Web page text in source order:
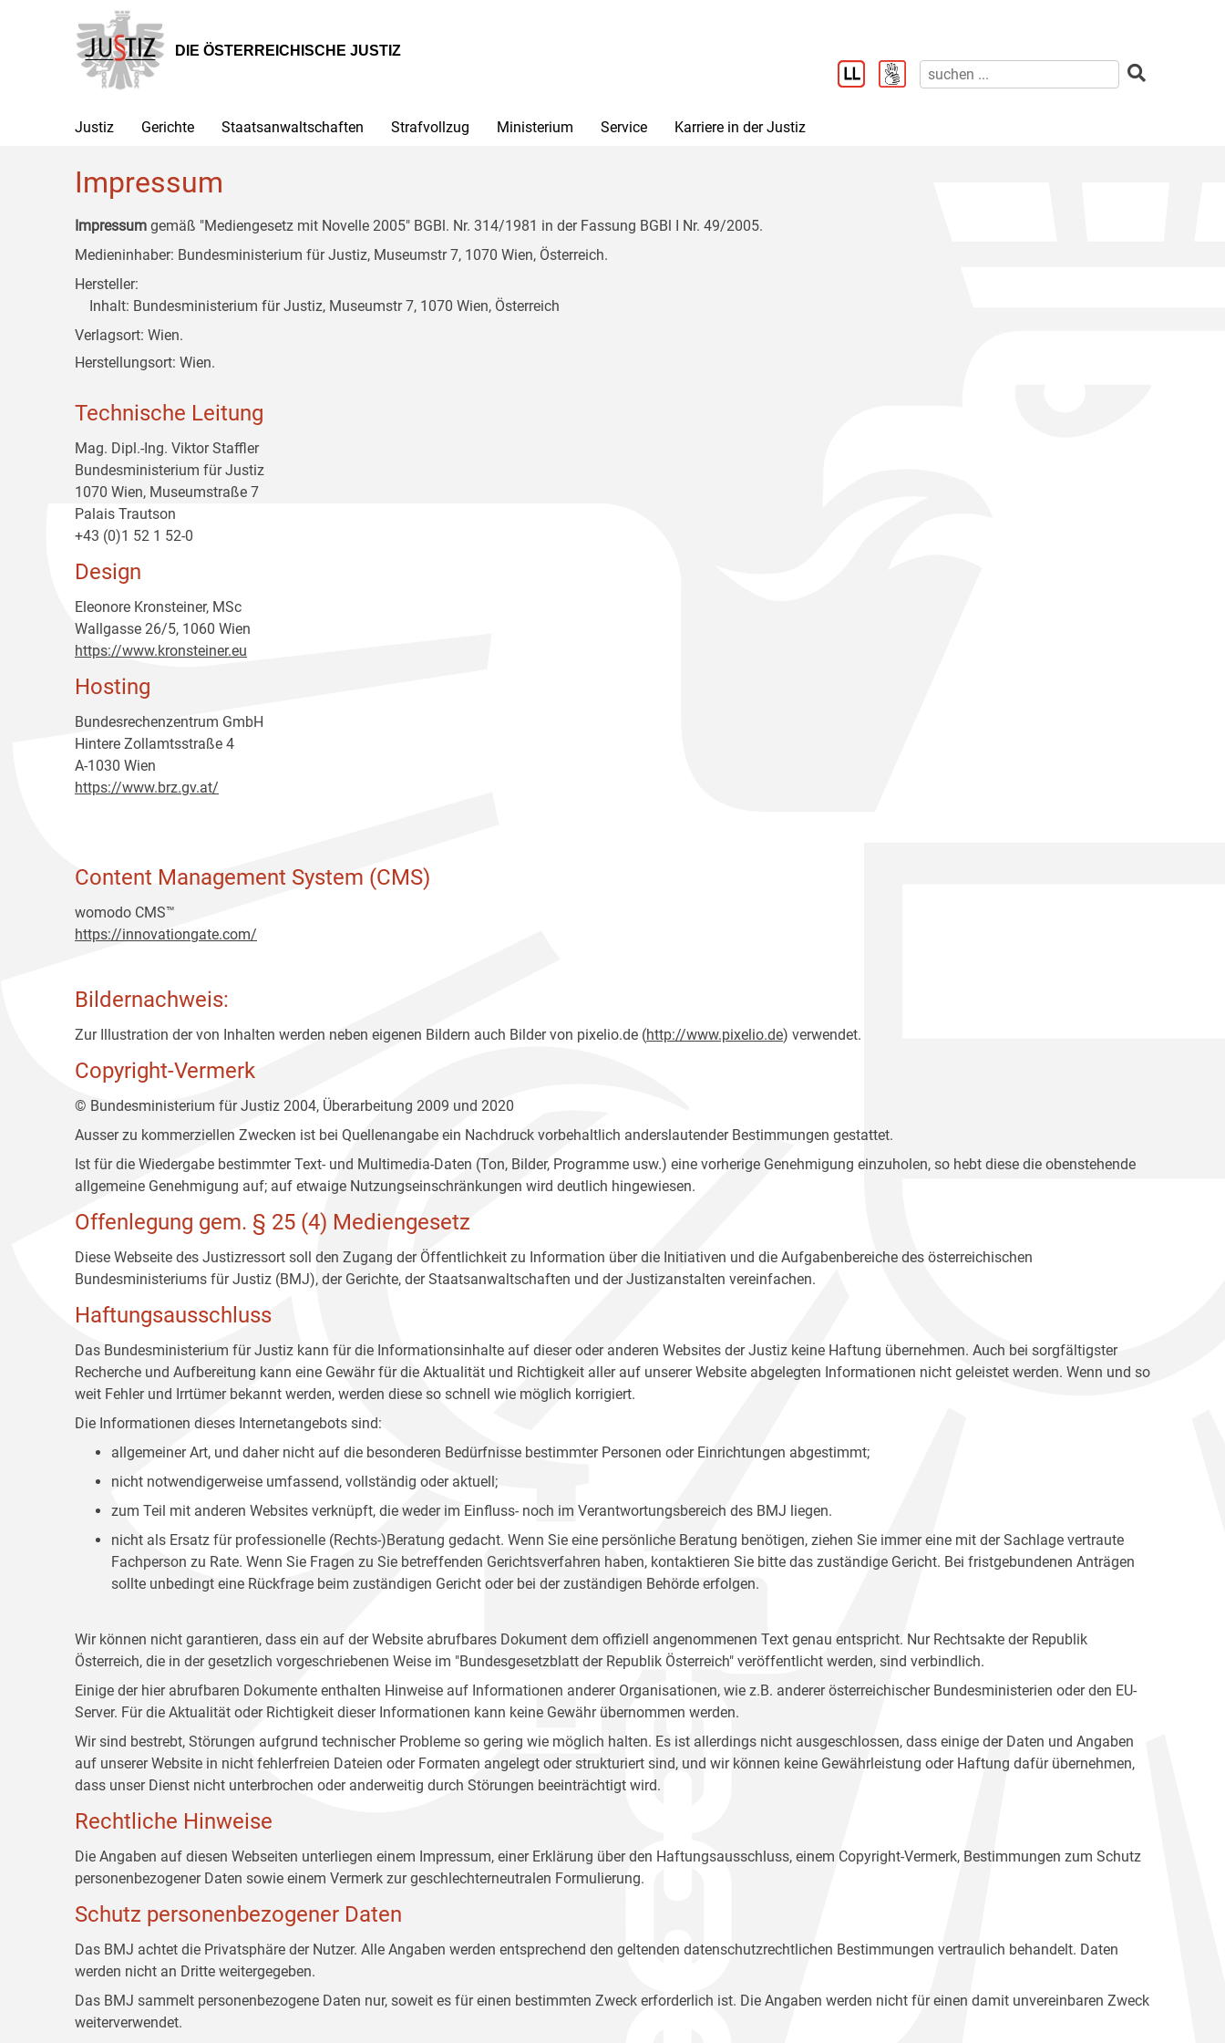
Hauptnavigation
[1]
Inhalt
[2]
Untermenü
[3]
DIE ÖSTERREICHISCHE JUSTIZ
Justiz Gerichte Staatsanwaltschaften Strafvollzug Ministerium Service Karriere in der Justiz
Impressum
Impressum gemäß "Mediengesetz mit Novelle 2005" BGBl. Nr. 314/1981 in der Fassung BGBl I Nr. 49/2005.
Medieninhaber: Bundesministerium für Justiz, Museumstr 7, 1070 Wien, Österreich.
Hersteller:
Inhalt: Bundesministerium für Justiz, Museumstr 7, 1070 Wien, Österreich
Verlagsort: Wien.
Herstellungsort: Wien.
Technische Leitung
Mag. Dipl.-Ing. Viktor Staffler
Bundesministerium für Justiz
1070 Wien, Museumstraße 7
Palais Trautson
+43 (0)1 52 1 52-0
Design
Eleonore Kronsteiner, MSc
Wallgasse 26/5, 1060 Wien
https://www.kronsteiner.eu
Hosting
Bundesrechenzentrum GmbH
Hintere Zollamtsstraße 4
A-1030 Wien
https://www.brz.gv.at/
Content Management System (CMS)
womodo CMS™
https://innovationgate.com/
Bildernachweis:
Zur Illustration der von Inhalten werden neben eigenen Bildern auch Bilder von pixelio.de (http://www.pixelio.de) verwendet.
Copyright-Vermerk
© Bundesministerium für Justiz 2004, Überarbeitung 2009 und 2020
Ausser zu kommerziellen Zwecken ist bei Quellenangabe ein Nachdruck vorbehaltlich anderslautender Bestimmungen gestattet.
Ist für die Wiedergabe bestimmter Text- und Multimedia-Daten (Ton, Bilder, Programme usw.) eine vorherige Genehmigung einzuholen, so hebt diese die obenstehende
allgemeine Genehmigung auf; auf etwaige Nutzungseinschränkungen wird deutlich hingewiesen.
Offenlegung gem. § 25 (4) Mediengesetz
Diese Webseite des Justizressort soll den Zugang der Öffentlichkeit zu Information über die Initiativen und die Aufgabenbereiche des österreichischen
Bundesministeriums für Justiz (BMJ), der Gerichte, der Staatsanwaltschaften und der Justizanstalten vereinfachen.
Haftungsausschluss
Das Bundesministerium für Justiz kann für die Informationsinhalte auf dieser oder anderen Websites der Justiz keine Haftung übernehmen. Auch bei sorgfältigster
Recherche und Aufbereitung kann eine Gewähr für die Aktualität und Richtigkeit aller auf unserer Website abgelegten Informationen nicht geleistet werden. Wenn und so
weit Fehler und Irrtümer bekannt werden, werden diese so schnell wie möglich korrigiert.
Die Informationen dieses Internetangebots sind:
allgemeiner Art, und daher nicht auf die besonderen Bedürfnisse bestimmter Personen oder Einrichtungen abgestimmt;
nicht notwendigerweise umfassend, vollständig oder aktuell;
zum Teil mit anderen Websites verknüpft, die weder im Einfluss- noch im Verantwortungsbereich des BMJ liegen.
nicht als Ersatz für professionelle (Rechts-)Beratung gedacht. Wenn Sie eine persönliche Beratung benötigen, ziehen Sie immer eine mit der Sachlage vertraute
Fachperson zu Rate. Wenn Sie Fragen zu Sie betreffenden Gerichtsverfahren haben, kontaktieren Sie bitte das zuständige Gericht. Bei fristgebundenen Anträgen
sollte unbedingt eine Rückfrage beim zuständigen Gericht oder bei der zuständigen Behörde erfolgen.
Wir können nicht garantieren, dass ein auf der Website abrufbares Dokument dem offiziell angenommenen Text genau entspricht. Nur Rechtsakte der Republik
Österreich, die in der gesetzlich vorgeschriebenen Weise im "Bundesgesetzblatt der Republik Österreich" veröffentlicht werden, sind verbindlich.
Einige der hier abrufbaren Dokumente enthalten Hinweise auf Informationen anderer Organisationen, wie z.B. anderer österreichischer Bundesministerien oder den EU-
Server. Für die Aktualität oder Richtigkeit dieser Informationen kann keine Gewähr übernommen werden.
Wir sind bestrebt, Störungen aufgrund technischer Probleme so gering wie möglich halten. Es ist allerdings nicht ausgeschlossen, dass einige der Daten und Angaben
auf unserer Website in nicht fehlerfreien Dateien oder Formaten angelegt oder strukturiert sind, und wir können keine Gewährleistung oder Haftung dafür übernehmen,
dass unser Dienst nicht unterbrochen oder anderweitig durch Störungen beeinträchtigt wird.
Rechtliche Hinweise
Die Angaben auf diesen Webseiten unterliegen einem Impressum, einer Erklärung über den Haftungsausschluss, einem Copyright-Vermerk, Bestimmungen zum Schutz
personenbezogener Daten sowie einem Vermerk zur geschlechterneutralen Formulierung.
Schutz personenbezogener Daten
Das BMJ achtet die Privatsphäre der Nutzer. Alle Angaben werden entsprechend den geltenden datenschutzrechtlichen Bestimmungen vertraulich behandelt. Daten
werden nicht an Dritte weitergegeben.
Das BMJ sammelt personenbezogene Daten nur, soweit es für einen bestimmten Zweck erforderlich ist. Die Angaben werden nicht für einen damit unvereinbaren Zweck
weiterverwendet.